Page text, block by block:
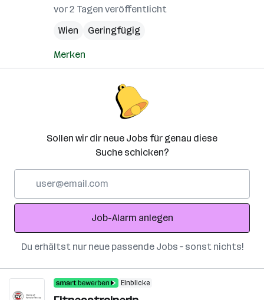
vor 2 Tagen veröffentlicht
Wien
Geringfügig
Merken
Sollen wir dir neue Jobs für genau diese
Suche schicken?
Adresse
Job-Alarm anlegen
Du erhältst nur neue passende Jobs – sonst nichts!
Einblicke